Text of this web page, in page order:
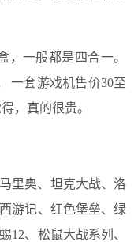
，一般都是四合一。
一套游戏机售价30至
，真的很贵。
里奥、坦克大战、洛
游记、红色堡垒、绿
12、松鼠大战系列、